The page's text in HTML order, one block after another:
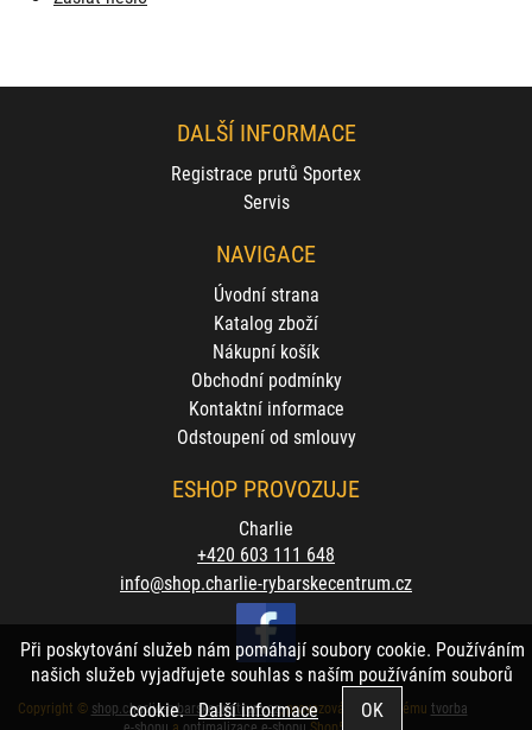
DALŠÍ INFORMACE
Registrace prutů Sportex
Servis
NAVIGACE
Úvodní strana
Katalog zboží
Nákupní košík
Obchodní podmínky
Kontaktní informace
Odstoupení od smlouvy
ESHOP PROVOZUJE
Charlie
+420 603 111 648
info@shop.charlie-rybarskecentrum.cz
Copyright © shop.charlie-rybarskecentrum.cz,provozováno na systému tvorba
Při poskytování služeb nám pomáhají soubory cookie. Používáním
našich služeb vyjadřujete souhlas s naším používáním souborů
cookie.Další informace